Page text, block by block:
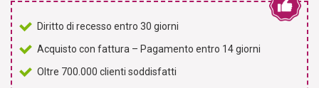
Diritto di recesso entro 30 giorni
Acquisto con fattura – Pagamento entro 14 giorni
Oltre 700.000 clienti soddisfatti